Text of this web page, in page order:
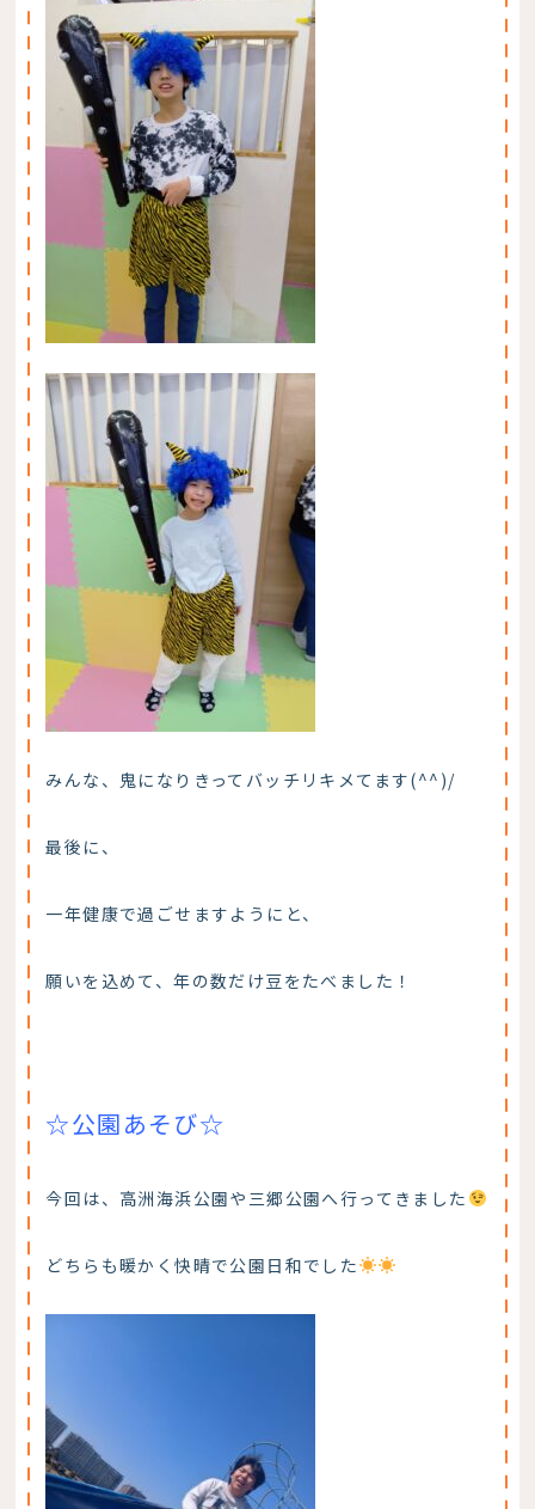
みんな、鬼になりきってバッチリキメてます(^^)/
最後に、
一年健康で過ごせますようにと、
願いを込めて、年の数だけ豆をたべました！
☆公園あそび☆
今回は、高洲海浜公園や三郷公園へ行ってきました
どちらも暖かく快晴で公園日和でした